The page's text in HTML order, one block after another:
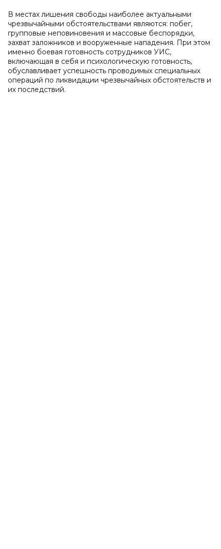
В местах лишения свободы наиболее актуальными
чрезвычайными обстоятельствами являются: побег,
групповые неповиновения и массовые беспорядки,
захват заложников и вооруженные нападения. При этом
именно боевая готовность сотрудников УИС,
включающая в себя и психологическую готовность,
обуславливает успешность проводимых специальных
операций по ликвидации чрезвычайных обстоятельств и
их последствий.